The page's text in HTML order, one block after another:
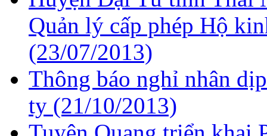
Quản lý cấp phép Hộ
(23/07/2013)
Thông báo nghỉ nhân
ty (21/10/2013)